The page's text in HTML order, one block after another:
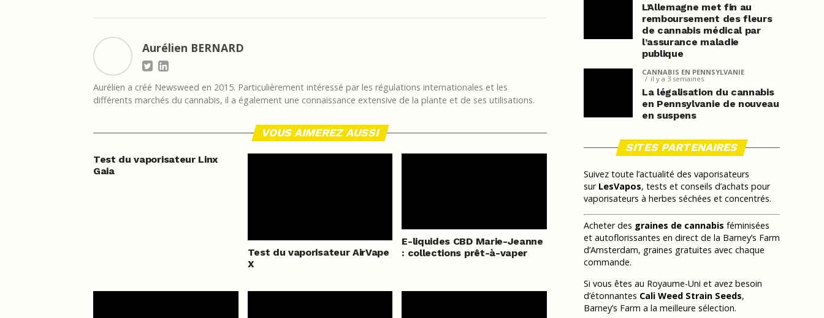
Aurélien BERNARD
Aurélien a créé Newsweed en 2015. Particulièrement intéressé par les régulations internationales et les
différents marchés du cannabis, il a également une connaissance extensive de la plante et de ses utilisations.
VOUS AIMEREZ AUSSI
Test du vaporisateur Linx
Gaia
Test du vaporisateur AirVape
X
E-liquides CBD Marie-Jeanne
: collections prêt-à-vaper
L’Allemagne met fin au
remboursement des fleurs
de cannabis médical par
l’assurance maladie
publique
CANNABIS EN PENNSYLVANIE
il y a 3 semaines
La légalisation du cannabis
en Pennsylvanie de nouveau
en suspens
SITES PARTENAIRES
Suivez toute l’actualité des vaporisateurs
sur LesVapos, tests et conseils d’achats pour
vaporisateurs à herbes séchées et concentrés.
Acheter des graines de cannabis féminisées
et autoflorissantes en direct de la Barney’s Farm
d’Amsterdam, graines gratuites avec chaque
commande.
Si vous êtes au Royaume-Uni et avez besoin
d’étonnantes Cali Weed Strain Seeds,
Barney’s Farm a la meilleure sélection.